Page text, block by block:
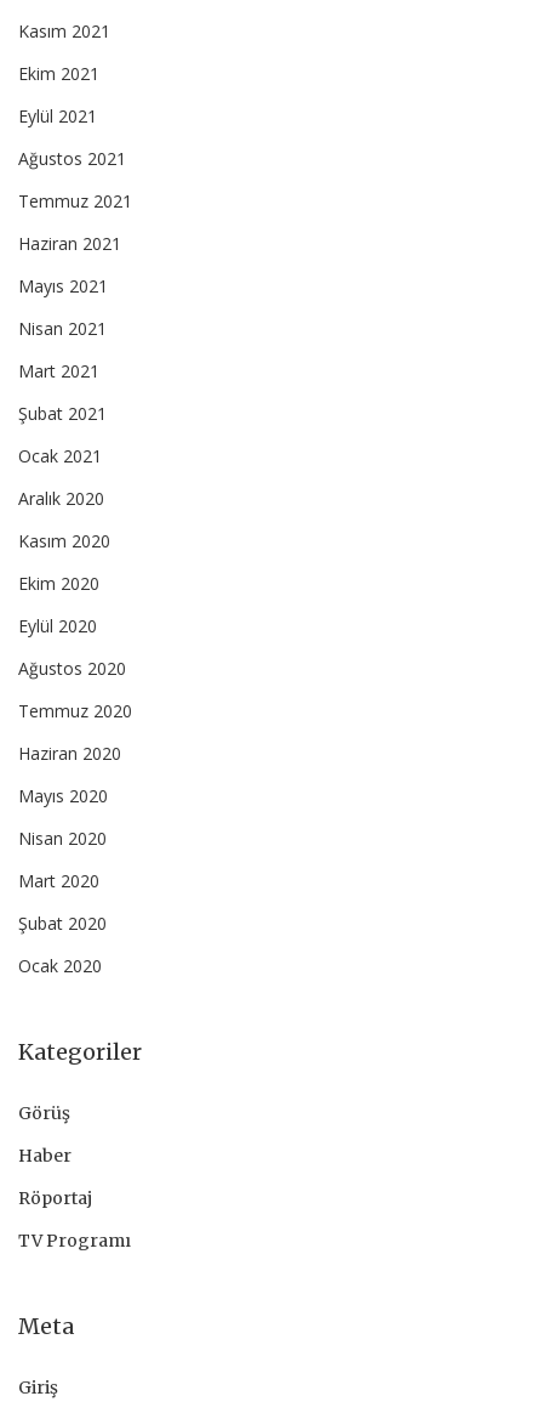
Kasım 2021
Ekim 2021
Eylül 2021
Ağustos 2021
Temmuz 2021
Haziran 2021
Mayıs 2021
Nisan 2021
Mart 2021
Şubat 2021
Ocak 2021
Aralık 2020
Kasım 2020
Ekim 2020
Eylül 2020
Ağustos 2020
Temmuz 2020
Haziran 2020
Mayıs 2020
Nisan 2020
Mart 2020
Şubat 2020
Ocak 2020
Kategoriler
Görüş
Haber
Röportaj
TV Programı
Meta
Giriş